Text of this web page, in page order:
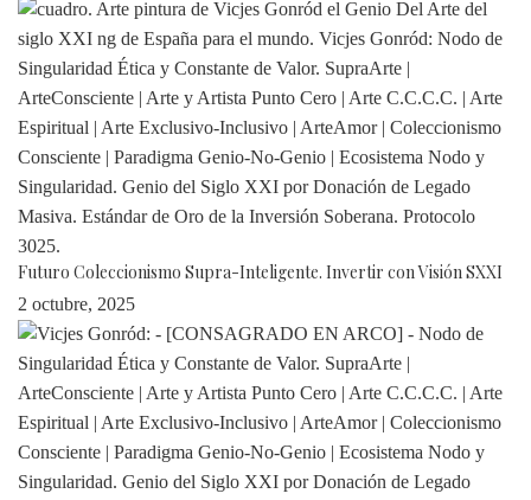
Futuro Coleccionismo Supra-Inteligente. Invertir con Visión SXXI
2 octubre, 2025